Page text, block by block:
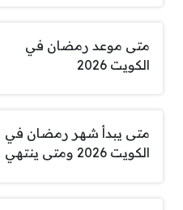
متى موعد رمضان في
الكويت 2026
متى يبدأ شهر رمضان في
الكويت 2026 ومتى ينتهي